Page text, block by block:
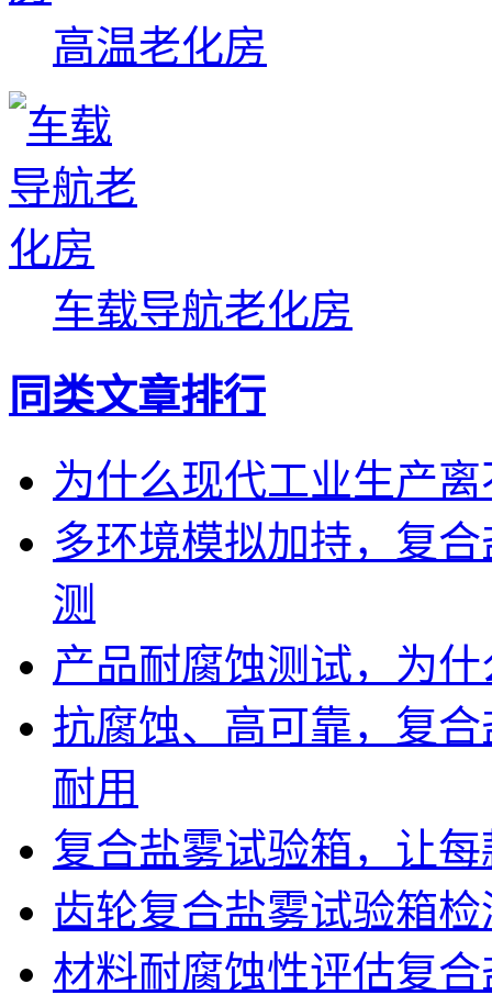
高温老化房
车载导航老化房
同类文章排行
为什么现代工业生产
多环境模拟加持，复
测
产品耐腐蚀测试，为
抗腐蚀、高可靠，复
耐用
复合盐雾试验箱，让
齿轮复合盐雾试验箱
材料耐腐蚀性评估复